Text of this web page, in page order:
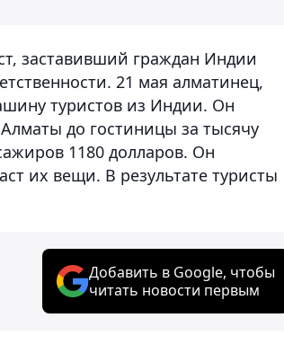
заставивший граждан Индии
21 мая алматинец,
туристов из Индии. Он
до гостиницы за тысячу
1180 долларов. Он
их вещи. В результате туристы
Добавить в Google, чтобы
читать новости первым